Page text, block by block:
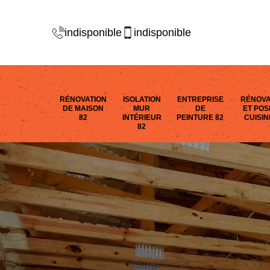
indisponible indisponible
RÉNOVATION
DE MAISON
82
ISOLATION
MUR
INTÉRIEUR
82
ENTREPRISE
DE
PEINTURE 82
ET